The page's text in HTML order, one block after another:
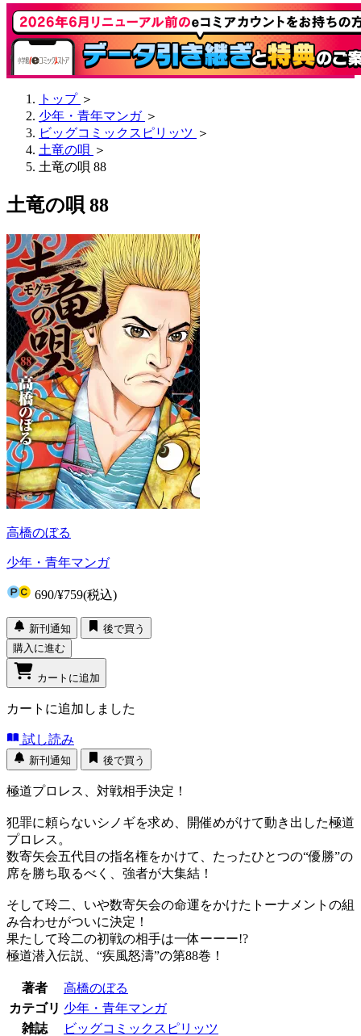
トップ ＞
少年・青年マンガ ＞
ビッグコミックスピリッツ ＞
土竜の唄 ＞
土竜の唄 88
土竜の唄 88
高橋のぼる
少年・青年マンガ
690/¥759(税込)
新刊通知
後で買う
購入に進む
カートに追加
カートに追加しました
試し読み
新刊通知 後で買う
極道プロレス、対戦相手決定！
犯罪に頼らないシノギを求め、開催めがけて動き出した極道
プロレス。
数寄矢会五代目の指名権をかけて、たったひとつの“優勝”の
席を勝ち取るべく、強者が大集結！
そして玲二、いや数寄矢会の命運をかけたトーナメントの組
み合わせがついに決定！
果たして玲二の初戦の相手は一体ーーー!?
極道潜入伝説、“疾風怒濤”の第88巻！
著者
高橋のぼる
カテゴリ 少年・青年マンガ
雑誌
ビッグコミックスピリッツ